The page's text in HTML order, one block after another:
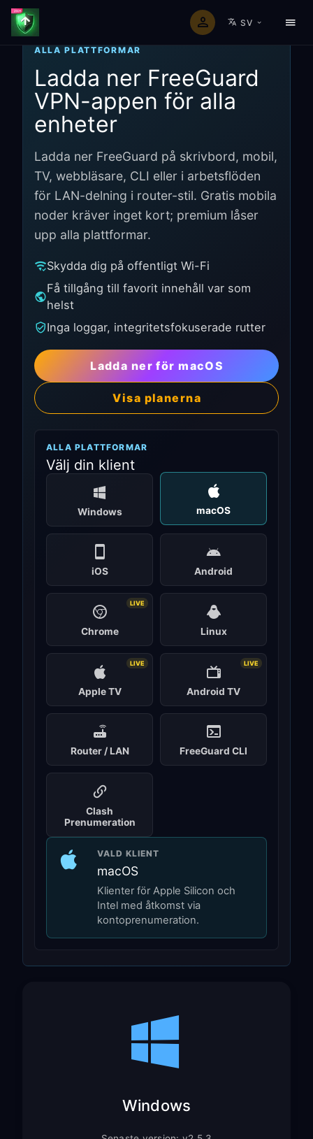
SV
ALLA PLATTFORMAR
Ladda ner FreeGuard
VPN-appen för alla
enheter
Ladda ner FreeGuard på skrivbord, mobil,
TV, webbläsare, CLI eller i arbetsflöden
för LAN-delning i router-stil. Gratis mobila
noder kräver inget kort; premium låser
upp alla plattformar.
Skydda dig på offentligt Wi-Fi
Få tillgång till favorit innehåll var som
helst
Inga loggar, integritetsfokuserade rutter
Ladda ner för macOS
Visa planerna
ALLA PLATTFORMAR
Välj din klient
Windows macOS
iOS Android
Chrome
LIVE
Linux
Apple TV
LIVE
Android TV
LIVE
Router / LAN FreeGuard CLI
Clash
Prenumeration
VALD KLIENT
macOS
Klienter för Apple Silicon och
Intel med åtkomst via
kontoprenumeration.
Windows